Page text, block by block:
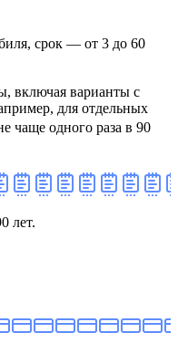
срок — от 3 до 60
включая варианты с
для отдельных
чаще одного раза в 90
лет.